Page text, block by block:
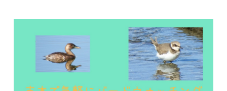
記事検索
外